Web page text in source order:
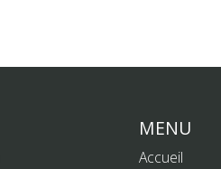
MENU
Accueil